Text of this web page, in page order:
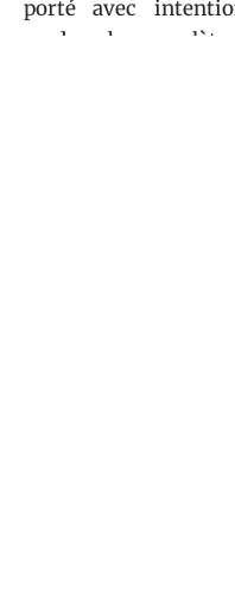
porté avec
garde-robe